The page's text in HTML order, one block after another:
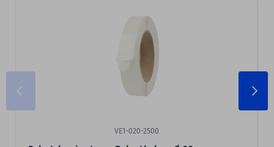
VE1-020-2500